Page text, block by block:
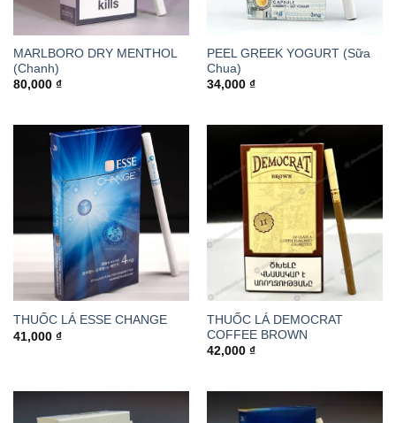
MARLBORO DRY MENTHOL
(Chanh)
80,000 ₫
PEEL GREEK YOGURT (Sữa
Chua)
34,000 ₫
THUỐC LÁ ESSE CHANGE
41,000 ₫
THUỐC LÁ DEMOCRAT
COFFEE BROWN
42,000 ₫